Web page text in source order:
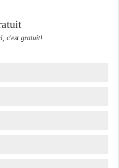
c'est gratuit!